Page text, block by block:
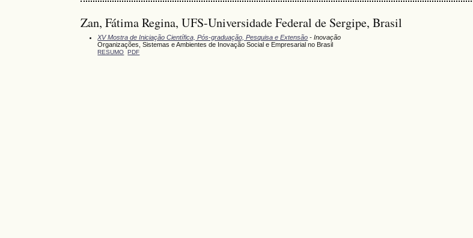
Zan, Fátima Regina, UFS-Universidade Federal de Sergipe, Brasil
XV Mostra de Iniciação Científica, Pós-graduação, Pesquisa e Extensão - Inovação
Organizações, Sistemas e Ambientes de Inovação Social e Empresarial no Brasil
RESUMO PDF